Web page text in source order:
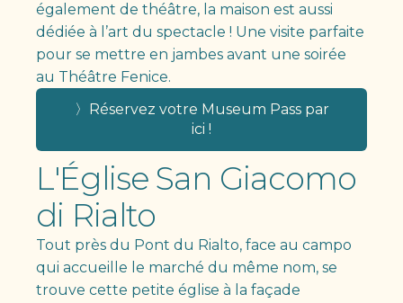
également de théâtre, la maison est aussi
dédiée à l’art du spectacle ! Une visite parfaite
pour se mettre en jambes avant une soirée
au Théâtre Fenice.
〉Réservez votre Museum Pass par
ici !
L'Église San Giacomo
di Rialto
Tout près du Pont du Rialto, face au campo
qui accueille le marché du même nom, se
trouve cette petite église à la façade